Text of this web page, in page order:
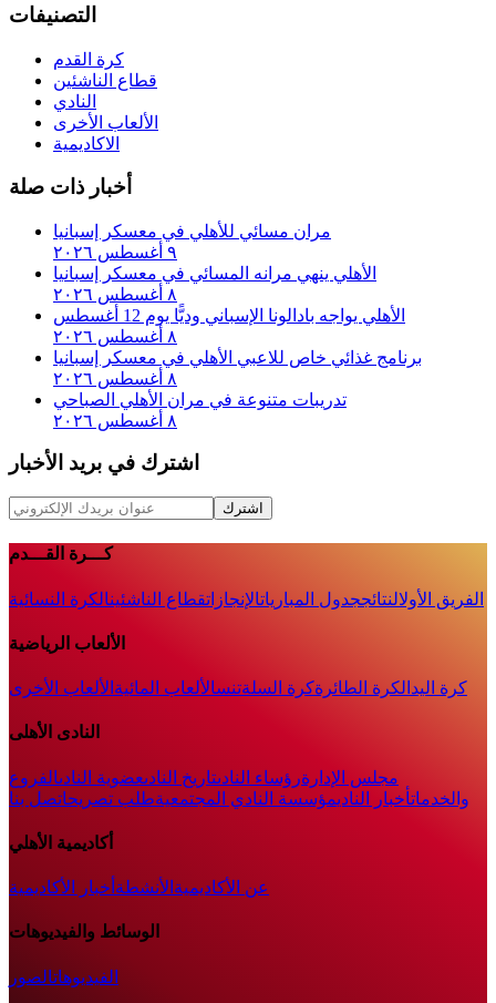
التصنيفات
كرة القدم
قطاع الناشئين
النادي
الألعاب الأخرى
الاكاديمية
أخبار ذات صلة
مران مسائي للأهلي في معسكر إسبانيا
٩ أغسطس ٢٠٢٦
الأهلي ينهي مرانه المسائي في معسكر إسبانيا
٨ أغسطس ٢٠٢٦
الأهلي يواجه بادالونا الإسباني وديًّا يوم 12 أغسطس
٨ أغسطس ٢٠٢٦
برنامج غذائي خاص للاعبي الأهلي في معسكر إسبانيا
٨ أغسطس ٢٠٢٦
تدريبات متنوعة في مران الأهلي الصباحي
٨ أغسطس ٢٠٢٦
اشترك في بريد الأخبار
اشترك
كـــرة القـــدم
الفريق الأولالنتائججدول المبارياتالإنجازاتقطاع الناشئينالكرة النسائية
الألعاب الرياضية
كرة اليد الكرة الطائرةكرة السلةتنسالألعاب المائية الألعاب الأخرى
النادى الأهلى
مجلس الإدارةرؤساء النادىتاريخ النادىعضوية النادىالفروع
والخدماتأخبار الناديمؤسسة النادي المجتمعيةطلب تصريحاتصل بنا
أكاديمية الأهلي
عن الأكاديمية الأنشطة أخبار الأكاديمية
الوسائط والفيديوهات
الفيديوهاتالصور